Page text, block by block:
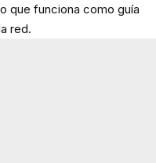
que funciona como guía
red.